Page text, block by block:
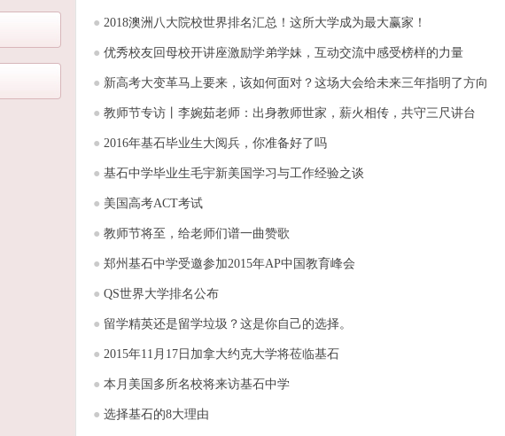
● 2018澳洲八大院校世界排名汇总！这所大学成为最大赢家！
● 优秀校友回母校开讲座激励学弟学妹，互动交流中感受榜样的力量
● 新高考大变革马上要来，该如何面对？这场大会给未来三年指明了方向
● 教师节专访丨李婉茹老师：出身教师世家，薪火相传，共守三尺讲台
● 2016年基石毕业生大阅兵，你准备好了吗
● 基石中学毕业生毛宇新美国学习与工作经验之谈
● 美国高考ACT考试
● 教师节将至，给老师们谱一曲赞歌
● 郑州基石中学受邀参加2015年AP中国教育峰会
● QS世界大学排名公布
● 留学精英还是留学垃圾？这是你自己的选择。
● 2015年11月17日加拿大约克大学将莅临基石
● 本月美国多所名校将来访基石中学
● 选择基石的8大理由